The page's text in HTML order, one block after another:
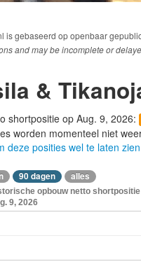
is gebaseerd op openbaar
and may be incomplete or
&
shortpositie op Aug. 9, 2026:
worden momenteel niet
deze posities wel te laten zien
90 dagen alles
opbouw netto
9, 2026